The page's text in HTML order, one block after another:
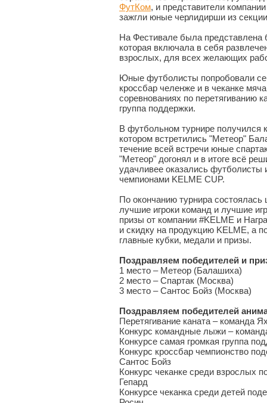
ФутКом, и представители
зажгли юные черлидирши из
На Фестивале была представлена
которая включала в себя
взрослых, для всех желающих
Юные футболисты попробовали
кроссбар челенже и в чеканке
соревнованиях по перетягиванию
группа поддержки.
В футбольном турнире получился
котором встретились "Метеор"
течение всей встречи юные
"Метеор" догонял и в итоге всё
удачливее оказались футболисты
чемпионами KELME CUP.
По окончанию турнира состоялась
лучшие игроки команд и лучшие
призы от компании #KELME и
и скидку на продукцию KELME, а
главные кубки, медали и призы.
Поздравляем победителей и
1 место – Метеор (Балашиха)
2 место – Спартак (Москва)
3 место – Сантос Бойз (Москва)
Поздравляем победителей
Перетягивание каната – команда
Конкурс командные лыжи –
Конкурсе самая громкая группа
Конкурс кроссбар чемпионство
Сантос Бойз
Конкурс чеканке среди взрослых
Гепард
Конкурсе чеканка среди детей